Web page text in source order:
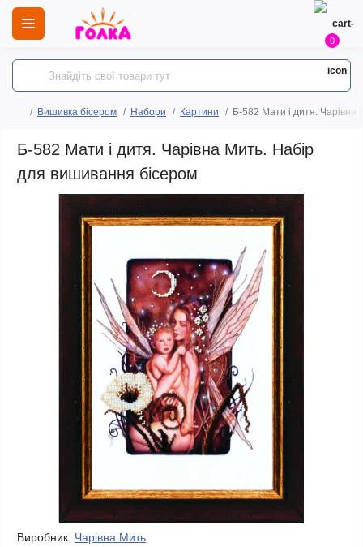
0
Вишивка бісером Набори Картини Б-582 Мати і дитя.
Б-582 Мати і дитя. Чарівна Мить. Набір
для вишивання бісером
Виробник: Чарівна Мить